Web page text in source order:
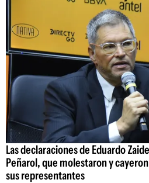
Las declaraciones de Eduardo
Peñarol, que molestaron y
sus representantes